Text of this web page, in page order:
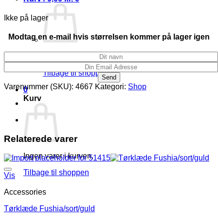
Ingen varer i kurven.
Tilbage til shoppen
0
Kurv
Ingen varer i kurven.
Tilbage til shoppen
Ikke på lager
Modtag en e-mail hvis størrelsen kommer på lager igen
Varenummer (SKU): 4667 Kategori: Shop
Relaterede varer
Vis
Accessories
Tørklæde Fushia/sort/guld